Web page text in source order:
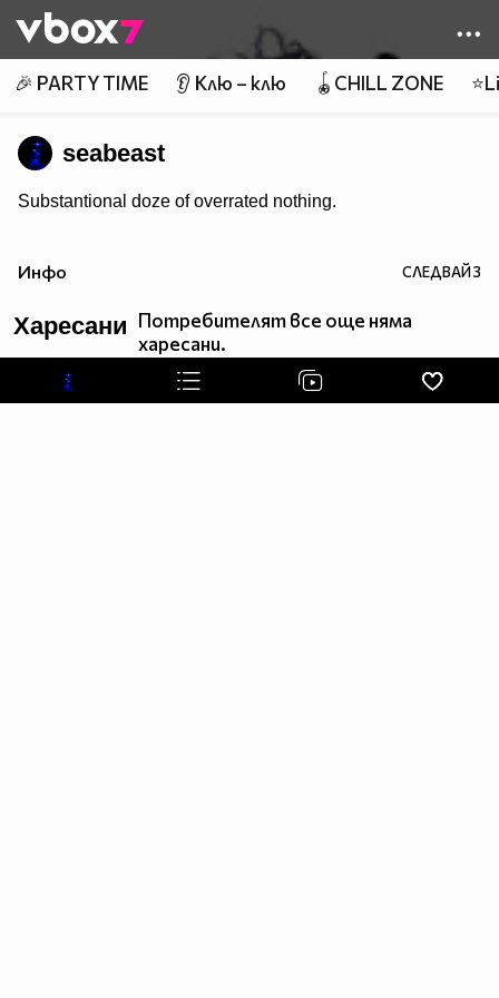
👾
🎉 PARTY TIME 👂 Клю – клю 🪀CHILL ZONE
seabeast
Substantional doze of overrated nothing.
Инфо СЛЕДВАЙ3
Харесани Потребителят все още няма
харесани.